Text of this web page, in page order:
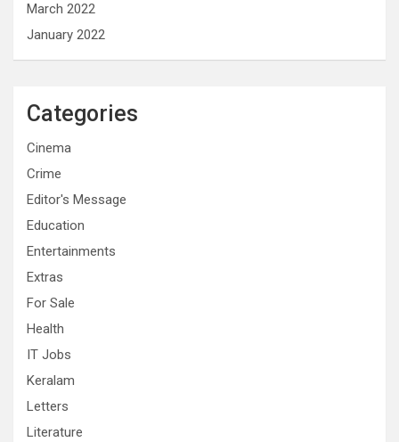
March 2022
January 2022
Categories
Cinema
Crime
Editor's Message
Education
Entertainments
Extras
For Sale
Health
IT Jobs
Keralam
Letters
Literature